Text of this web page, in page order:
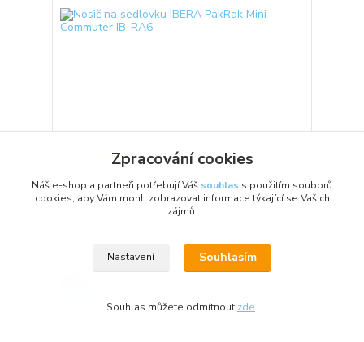
1 hodnocení
IB-RA6
999 Kč Skladem > 5 ks
Zpracování cookies
Náš e-shop a partneři potřebují Váš souhlas s použitím souborů
cookies, aby Vám mohli zobrazovat informace týkající se Vašich
zájmů.
Nastavení Souhlasím
Souhlas můžete odmítnout zde.